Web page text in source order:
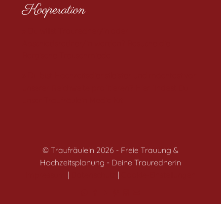
Kooperation
© Traufräulein 2026 - Freie Trauung &
Hochzeitsplanung - Deine Traurednerin
| |